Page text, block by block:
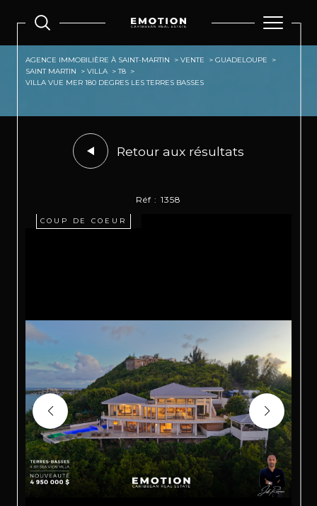
AGENCE IMMOBILIÈRE À SAINT-MARTIN VENTE
GUADELOUPE
SAINT MARTIN
VILLA
T8
VILLA VUE MER 180 DEGRES LES TERRES BASSES
Retour aux résultats
Réf : 1358
COUP DE COEUR